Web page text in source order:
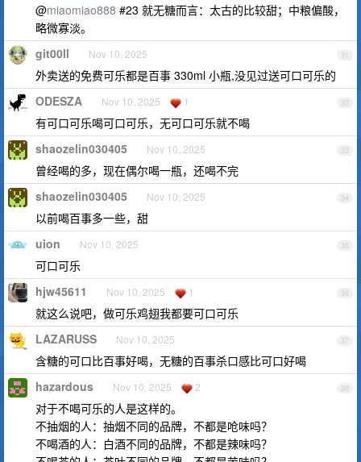
@miaomiao888 #23 就无糖而言：太古的比较甜；中粮偏酸，
略微寡淡。
31
git00ll Nov 10, 2025
外卖送的免费可乐都是百事 330ml 小瓶,没见过送可口可乐的
32
ODESZA Nov 10, 2025 1
有可口可乐喝可口可乐，无可口可乐就不喝
33
shaozelin030405 Nov 10, 2025
曾经喝的多，现在偶尔喝一瓶，还喝不完
34
shaozelin030405 Nov 10, 2025
以前喝百事多一些，甜
35
uion Nov 10, 2025
可口可乐
36
hjw45611 Nov 10, 2025 1
就这么说吧，做可乐鸡翅我都要可口可乐
37
LAZARUSS Nov 10, 2025
含糖的可口比百事好喝，无糖的百事杀口感比可口好喝
38
hazardous Nov 10, 2025 2
对于不喝可乐的人是这样的。
不抽烟的人：抽烟不同的品牌，不都是呛味吗？
不喝酒的人：白酒不同的品牌，不都是辣味吗？